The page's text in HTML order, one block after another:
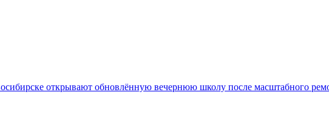
открывают обновлённую вечернюю школу после масштабного